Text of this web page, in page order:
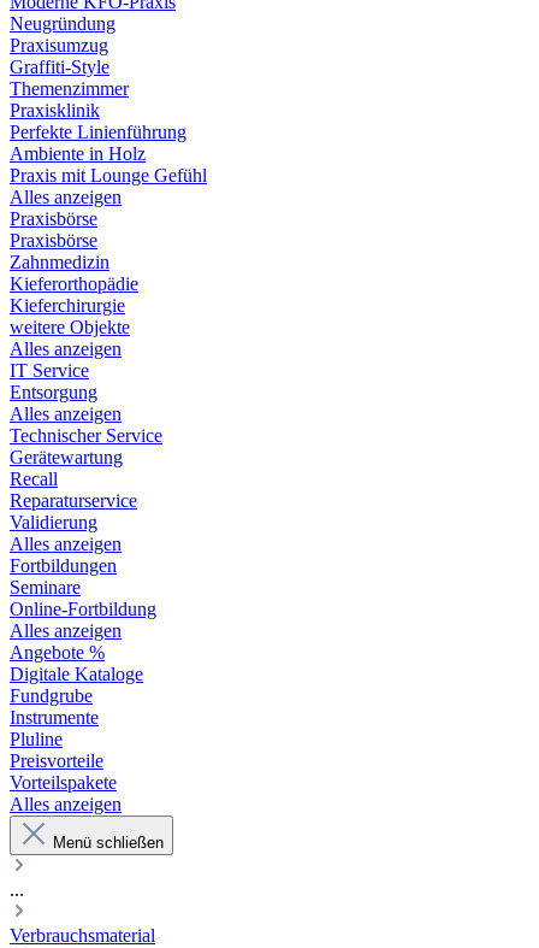
Neugründung
Praxisumzug
Graffiti-Style
Themenzimmer
Praxisklinik
Perfekte Linienführung
Ambiente in Holz
Praxis mit Lounge Gefühl
Alles anzeigen
Praxisbörse
Praxisbörse
Zahnmedizin
Kieferorthopädie
Kieferchirurgie
weitere Objekte
Alles anzeigen
IT Service
Entsorgung
Alles anzeigen
Technischer Service
Gerätewartung
Recall
Reparaturservice
Validierung
Alles anzeigen
Fortbildungen
Seminare
Online-Fortbildung
Alles anzeigen
Angebote %
Digitale Kataloge
Fundgrube
Instrumente
Pluline
Preisvorteile
Vorteilspakete
Alles anzeigen
Menü schließen
...
Verbrauchsmaterial